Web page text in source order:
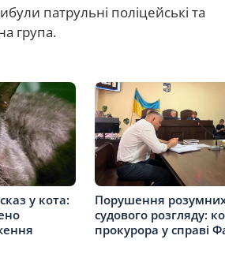
патрульні поліцейські та
група.
у кота:
Порушення розумних
судового розгляду:
прокурора у справі